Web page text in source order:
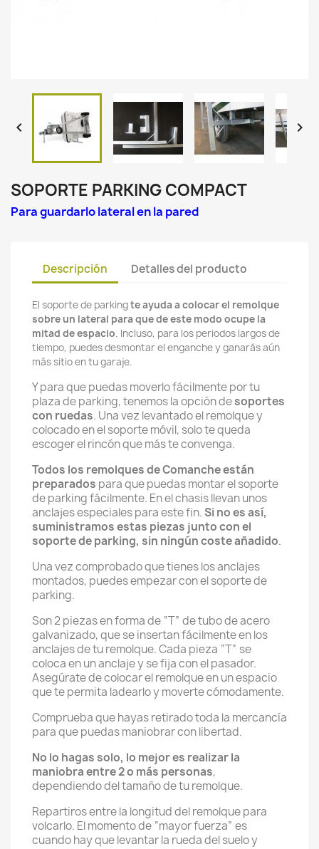
 
SOPORTE PARKING COMPACT
Para guardarlo lateral en la pared
Descripción Detalles del producto
El soporte de parkingte ayuda a colocar el remolque
sobre un lateral para que de este modo ocupe la
mitad de espacio. Incluso, para los periodos largos de
tiempo, puedes desmontar el enganche y ganarás aún
más sitio en tu garaje.
Y para que puedas moverlo fácilmente por tu
plaza de parking, tenemos la opción desoportes
con ruedas. Una vez levantado el remolque y
colocado en el soporte móvil, solo te queda
escoger el rincón que más te convenga.
Todos los remolques de Comanche están
preparados para que puedas montar el soporte
de parking fácilmente. En el chasis llevan unos
anclajes especiales para este fin.Si no es así,
suministramos estas piezas junto con el
soporte de parking, sin ningún coste añadido.
Una vez comprobado que tienes los anclajes
montados, puedes empezar con el soporte de
parking.
Son 2 piezas en forma de “T” de tubo de acero
galvanizado, que se insertan fácilmente en los
anclajes de tu remolque. Cada pieza “T” se
coloca en un anclaje y se fija con el pasador.
Asegúrate de colocar el remolque en un espacio
que te permita ladearlo y moverte cómodamente.
Comprueba que hayas retirado toda la mercancía
para que puedas maniobrar con libertad.
No lo hagas solo, lo mejor es realizar la
maniobra entre 2 o más personas,
dependiendo del tamaño de tu remolque.
Repartiros entre la longitud del remolque para
volcarlo. El momento de “mayor fuerza” es
cuando hay que levantar la rueda del suelo y